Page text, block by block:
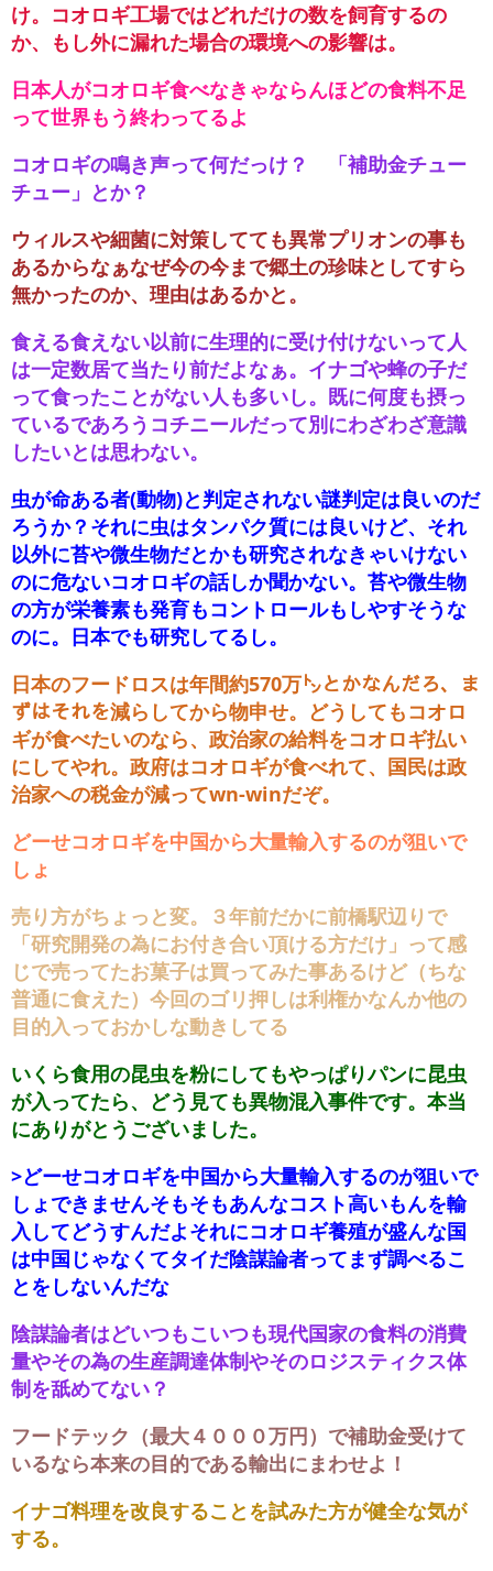
け。コオロギ工場ではどれだけの数を飼育するの
か、もし外に漏れた場合の環境への影響は。
日本人がコオロギ食べなきゃならんほどの食料不足
って世界もう終わってるよ
コオロギの鳴き声って何だっけ？ 「補助金チュー
チュー」とか？
ウィルスや細菌に対策してても異常プリオンの事も
あるからなぁなぜ今の今まで郷土の珍味としてすら
無かったのか、理由はあるかと。
食える食えない以前に生理的に受け付けないって人
は一定数居て当たり前だよなぁ。イナゴや蜂の子だ
って食ったことがない人も多いし。既に何度も摂っ
ているであろうコチニールだって別にわざわざ意識
したいとは思わない。
虫が命ある者(動物)と判定されない謎判定は良いのだ
ろうか？それに虫はタンパク質には良いけど、それ
以外に苔や微生物だとかも研究されなきゃいけない
のに危ないコオロギの話しか聞かない。苔や微生物
の方が栄養素も発育もコントロールもしやすそうな
のに。日本でも研究してるし。
日本のフードロスは年間約570万㌧とかなんだろ、ま
ずはそれを減らしてから物申せ。どうしてもコオロ
ギが食べたいのなら、政治家の給料をコオロギ払い
にしてやれ。政府はコオロギが食べれて、国民は政
治家への税金が減ってwn-winだぞ。
どーせコオロギを中国から大量輸入するのが狙いで
しょ
売り方がちょっと変。３年前だかに前橋駅辺りで
「研究開発の為にお付き合い頂ける方だけ」って感
じで売ってたお菓子は買ってみた事あるけど（ちな
普通に食えた）今回のゴリ押しは利権かなんか他の
目的入っておかしな動きしてる
いくら食用の昆虫を粉にしてもやっぱりパンに昆虫
が入ってたら、どう見ても異物混入事件です。本当
にありがとうございました。
>どーせコオロギを中国から大量輸入するのが狙いで
しょできませんそもそもあんなコスト高いもんを輸
入してどうすんだよそれにコオロギ養殖が盛んな国
は中国じゃなくてタイだ陰謀論者ってまず調べるこ
とをしないんだな
陰謀論者はどいつもこいつも現代国家の食料の消費
量やその為の生産調達体制やそのロジスティクス体
制を舐めてない？
フードテック（最大４０００万円）で補助金受けて
いるなら本来の目的である輸出にまわせよ！
イナゴ料理を改良することを試みた方が健全な気が
する。